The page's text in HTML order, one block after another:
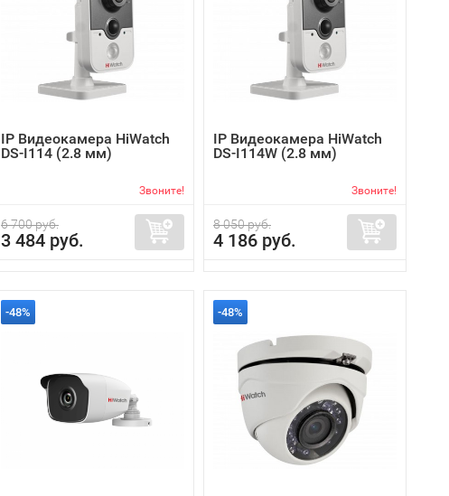
IP Видеокамера HiWatch
DS-I114 (2.8 мм)
Звоните!
6 700 руб.
3 484 руб.
IP Видеокамера HiWatch
DS-I114W (2.8 мм)
Звоните!
8 050 руб.
4 186 руб.
-48% -48%